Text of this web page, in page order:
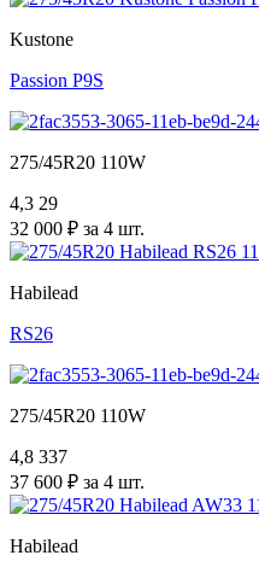
Kustone
Passion P9S
275/45R20 110W
4,3 29
32 000 ₽ за 4 шт.
Habilead
RS26
275/45R20 110W
4,8 337
37 600 ₽ за 4 шт.
Habilead